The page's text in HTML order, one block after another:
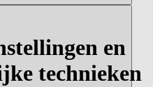
en
technieken